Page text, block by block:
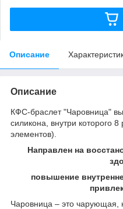
Описание
Описание
КФС-браслет "Чаровница"
силикона, внутри которого
элементов).
Направлен на
повышение
Чаровница – это чарующая,